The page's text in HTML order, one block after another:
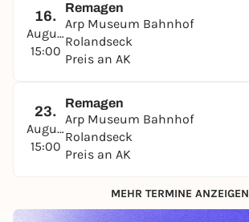
16.
August
15:00
Remagen
Arp Museum Bahnhof
Rolandseck
Preis an AK
23.
August
15:00
Remagen
Arp Museum Bahnhof
Rolandseck
Preis an AK
MEHR TERMINE ANZEIGEN